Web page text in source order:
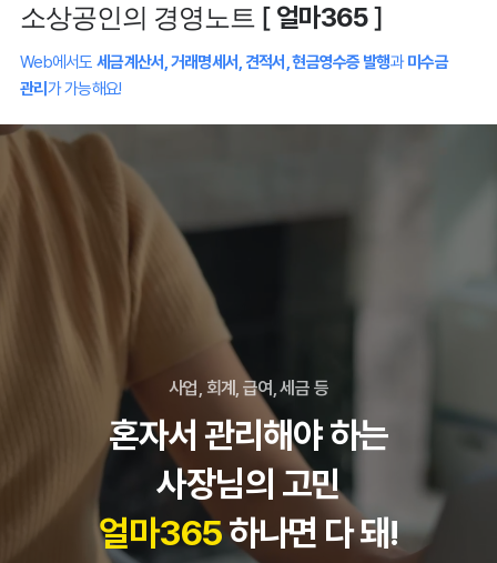
소상공인의 경영노트 [얼마365]
Web에서도 세금계산서, 거래명세서, 견적서, 현금영수증 발행과미수금
관리 가 가능해요!
사업, 회계, 급여, 세금 등
혼자서 관리해야 하는
사장님의 고민
얼마365하나면 다 돼!